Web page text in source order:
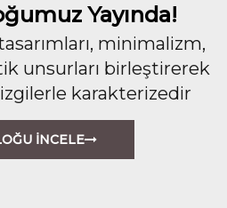
Yayında!
minimalizm,
unsurları birleştirerek
karakterizedir
İNCELE